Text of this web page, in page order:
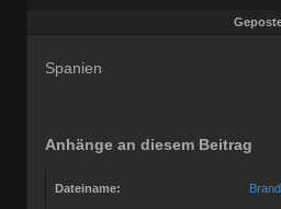
Spanien
Anhänge an diesem Beitrag
Dateiname: